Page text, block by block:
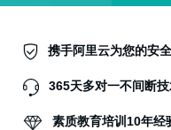
携手阿里云为您的安
365天多对一不间断
素质教育培训10年经